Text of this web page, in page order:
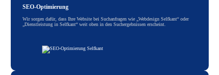
SEO-Optimierung
Wir sorgen dafür, dass Ihre Website bei Suchanfragen wie „Webdesign Selfkant“ oder
„Dienstleistung in Selfkant“ weit oben in den Suchergebnissen erscheint.